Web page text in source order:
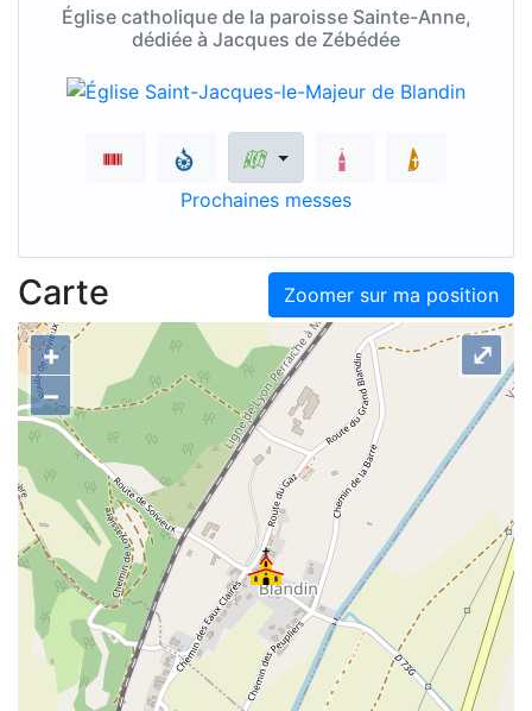
Église catholique de la paroisse Sainte-Anne,
dédiée à Jacques de Zébédée
Prochaines messes
Zoomer sur ma position
Carte
+
–
⤢